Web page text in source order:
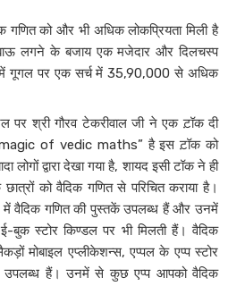
को और भी अधिक लोकप्रियता मिली है
लगने के बजाय एक मजेदार और दिलचस्प
में गूगल पर एक सर्च में 35,90,000 से अधिक
पर श्री गौरव टेकरीवाल जी ने एक ट़ॉक दी
magic of vedic maths” है इस ट़ॉक को
द्वारा देखा गया है, शायद इसी टॉक ने ही
को वैदिक गणित से परिचित कराया है।
वैदिक गणित की पुस्तकें उपलब्ध हैं और उनमें
स्टोर किण्डल पर भी मिलती हैं। वैदिक
मोबाइल एप्लीकेशन्स, एप्पल के एप्प स्टोर
हैं। उनमें से कुछ एप्प आपको वैदिक